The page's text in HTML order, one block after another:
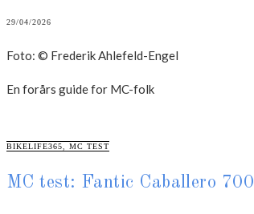
29/04/2026
Foto: © Frederik Ahlefeld-Engel
En forårs guide for MC-folk
CATEGORIES
BIKELIFE365, MC TEST
MC test: Fantic Caballero 700